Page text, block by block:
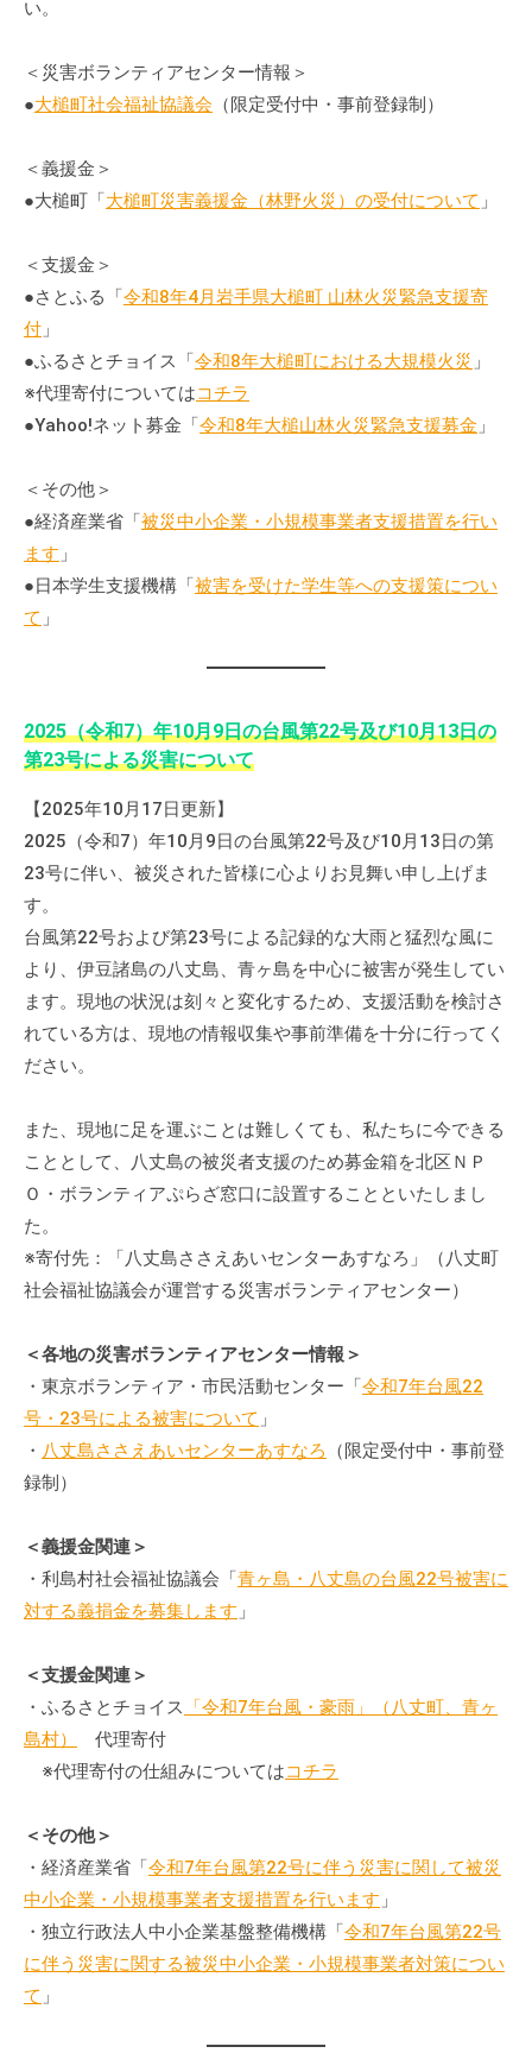
な
ど
事
業
を
お
こ
な
ま
す
。
場
と
ぴ
あ
1
1
す
。
い。
＜災害ボランティアセンター情報＞
●大槌町社会福祉協議会 （限定受付中・事前登録制）
＜義援金＞
●大槌町「大槌町災害義援金（林野火災）の受付について 」
＜支援金＞
●さとふる「令和8年4月岩手県大槌町 山林火災緊急支援寄
付 」
●ふるさとチョイス「令和8年大槌町における大規模火災 」
※代理寄付についてはコチラ
●Yahoo!ネット募金「令和8年大槌山林火災緊急支援募金 」
＜その他＞
●経済産業省「被災中小企業・小規模事業者支援措置を行い
ます 」
●日本学生支援機構「被害を受けた学生等への支援策につい
て 」
2025（令和7）年10月9日の台風第22号及び10月13日の
第23号による災害について
【2025年10月17日更新】
2025（令和7）年10月9日の台風第22号及び10月13日の第
23号に伴い、被災された皆様に心よりお見舞い申し上げま
す。
台風第22号および第23号による記録的な大雨と猛烈な風に
より、伊豆諸島の八丈島、青ヶ島を中心に被害が発生してい
ます。現地の状況は刻々と変化するため、支援活動を検討さ
れている方は、現地の情報収集や事前準備を十分に行ってく
ださい。
また、現地に足を運ぶことは難しくても、私たちに今できる
こととして、八丈島の被災者支援のため募金箱を北区ＮＰ
Ｏ・ボランティアぷらざ窓口に設置することといたしまし
た。
※寄付先：「八丈島ささえあいセンターあすなろ」（八丈町
社会福祉協議会が運営する災害ボランティアセンター）
＜各地の災害ボランティアセンター情報＞
・東京ボランティア・市民活動センター「令和7年台風22
号・23号による被害について 」
・ 八丈島ささえあいセンターあすなろ
（限定受付中・事前登
録制）
＜義援金関連＞
・利島村社会福祉協議会「青ヶ島・八丈島の台風22号被害に
対する義捐金を募集します 」
＜支援金関連＞
・ふるさとチョイス
「令和7年台風・豪雨」（八丈町、青ヶ
島村）
代理寄付
※代理寄付の仕組みについてはコチラ
＜その他＞
・経済産業省「令和7年台風第22号に伴う災害に関して被災
中小企業・小規模事業者支援措置を行います 」
・独立行政法人中小企業基盤整備機構「令和7年台風第22号
に伴う災害に関する被災中小企業・小規模事業者対策につい
て 」